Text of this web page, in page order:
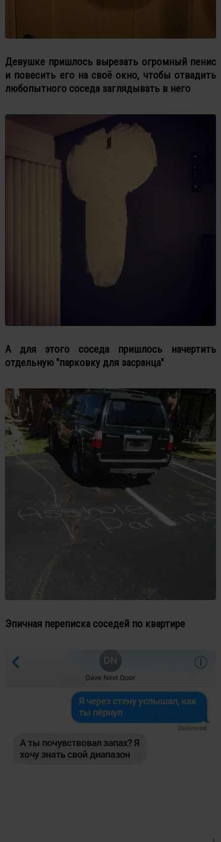
Девушке пришлось вырезать огромный пeниc
и повесить его на своё окно, чтобы отвадить
любопытного соседа заглядывать в него
А для этого соседа пришлось начертить
отдельную "парковку для засранца"
Эпичная переписка соседей по квартире